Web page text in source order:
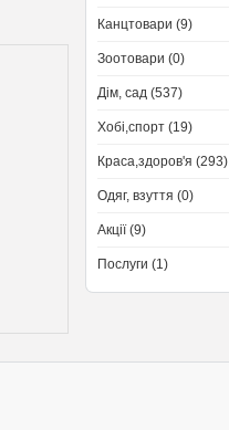
Канцтовари (9)
Зоотовари (0)
Дім, сад (537)
Хобі,спорт (19)
Краса,здоров'я (293)
Одяг, взуття (0)
Акції (9)
Послуги (1)